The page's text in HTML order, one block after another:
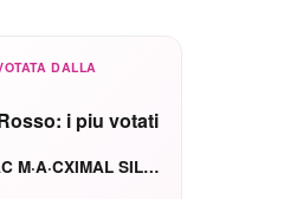
DALLA
i piu votati
MAC M·A·CXIMAL SILKY MATTE Red Rock mat